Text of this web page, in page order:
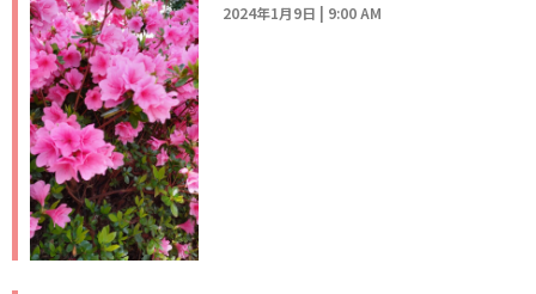
2024年1月9日 9:00 AM